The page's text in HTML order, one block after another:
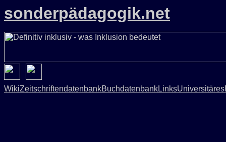
sonderpädagogik.net
WikiZeitschriftendatenbankBuchdatenbankLinksUniversitäres